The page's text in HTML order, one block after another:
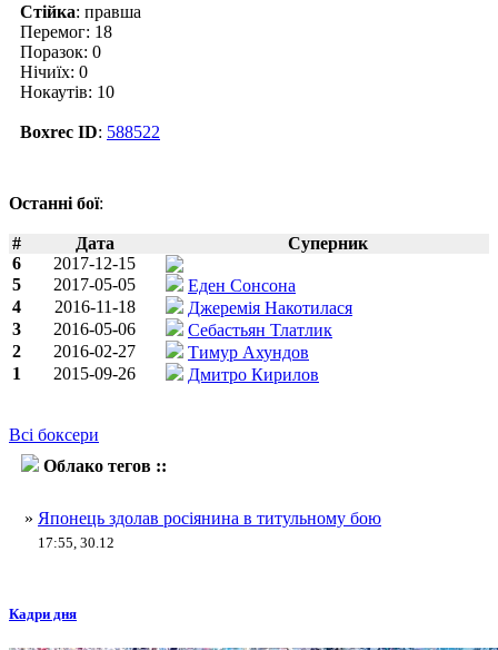
Стійка: правша
Перемог: 18
Поразок: 0
Нічиїх: 0
Нокаутів: 10
Boxrec ID: 588522
Останні бої:
# Дата
Суперник
6
2017-12-15
5
2017-05-05
Еден Сонсона
4
2016-11-18
Джеремія Накотилася
3
2016-05-06
Себастьян Тлатлик
2
2016-02-27
Тимур Ахундов
1
2015-09-26 Дмитро Кирилов
Всі боксери
Облако тегов ::
» Японець здолав росіянина в титульному бою
17:55, 30.12
Кадри дня